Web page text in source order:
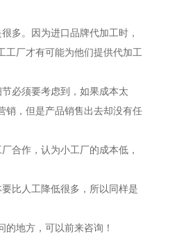
多。因为进口品牌代加工时，
工厂才有可能为他们提供代加工
必须要考虑到，如果成本太
销，但是产品销售出去却没有任
合作，认为小工厂的成本低，
比人工降低很多，所以同样是
地方，可以前来咨询！